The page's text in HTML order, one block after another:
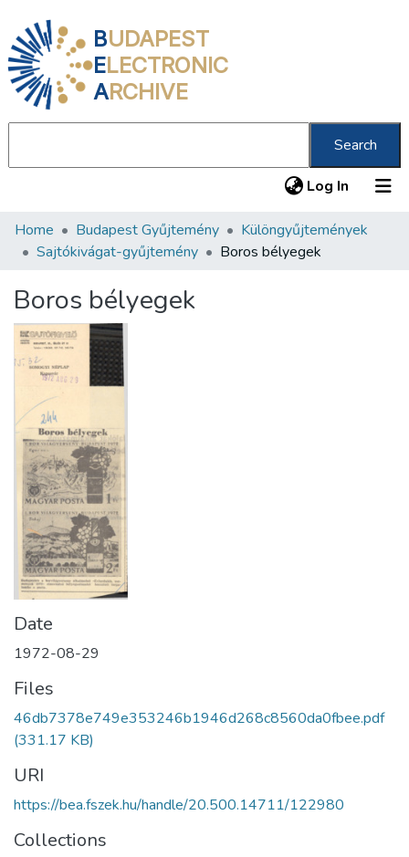
BUDAPEST
ELECTRONIC
ARCHIVE
Search
Log In (current)
Communities & Collections
Statistics
About us
Home Budapest Gyűjtemény
Különgyűjtemények
Sajtókivágat-gyűjtemény
Boros bélyegek
Boros bélyegek
Date
1972-08-29
Files
46db7378e749e353246b1946d268c8560da0fbee.pdf
(331.17 KB)
URI
https://bea.fszek.hu/handle/20.500.14711/122980
Collections